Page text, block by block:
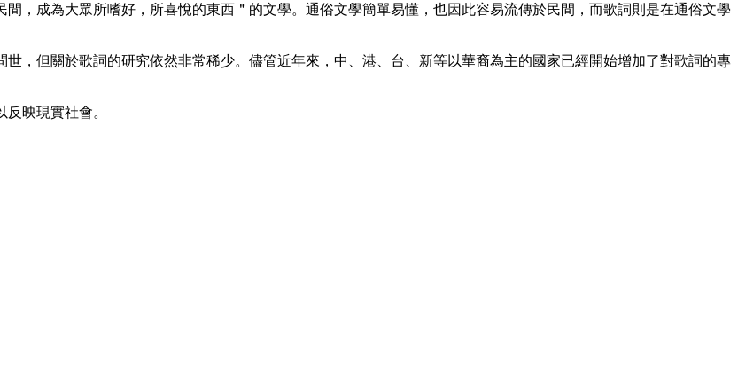
，成為大眾所嗜好，所喜悅的東西＂的文學。通俗文學簡單易懂，也因此容易流傳於民間，而歌詞則是在通俗文學
，但關於歌詞的研究依然非常稀少。儘管近年來，中、港、台、新等以華裔為主的國家已經開始增加了對歌詞的專
映現實社會。